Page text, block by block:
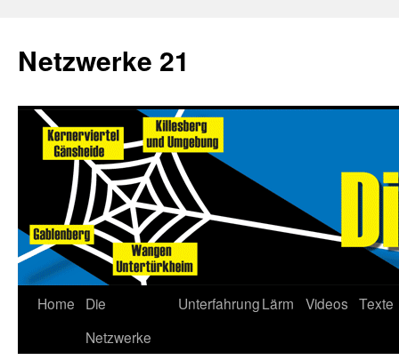
Netzwerke 21
Home
Die
Netzwerke
UnterfahrungLärm Videos Texte